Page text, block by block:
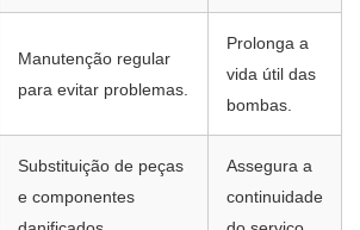
Manutenção regular
para evitar problemas.
Prolonga a
vida útil das
bombas.
Substituição de peças
e componentes
Assegura a
continuidade